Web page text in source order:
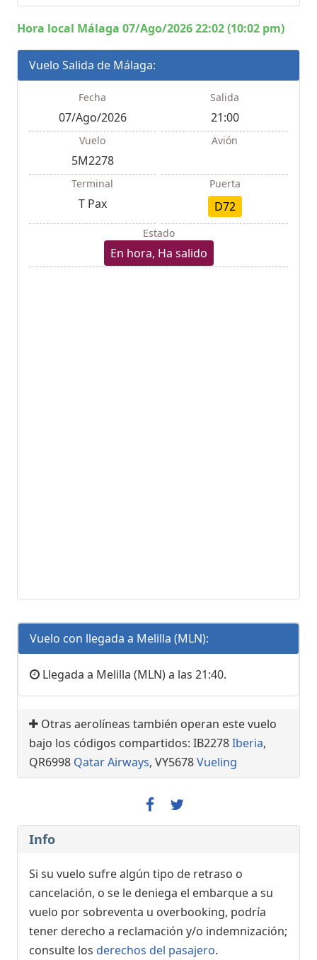
Hora local Málaga 07/Ago/2026 22:02 (10:02 pm)
Vuelo Salida de Málaga:
Fecha
07/Ago/2026
Salida
21:00
Vuelo
5M2278
Avión
Terminal
T Pax
Puerta
D72
Estado
En hora, Ha salido
Vuelo con llegada a Melilla (MLN):
Llegada a Melilla (MLN) a las 21:40.
Otras aerolíneas también operan este vuelo
bajo los códigos compartidos: IB2278Iberia,
QR6998 Qatar Airways, VY5678Vueling
Info
Si su vuelo sufre algún tipo de retraso o
cancelación, o se le deniega el embarque a su
vuelo por sobreventa u overbooking, podría
tener derecho a reclamación y/o indemnización;
consulte los derechos del pasajero.